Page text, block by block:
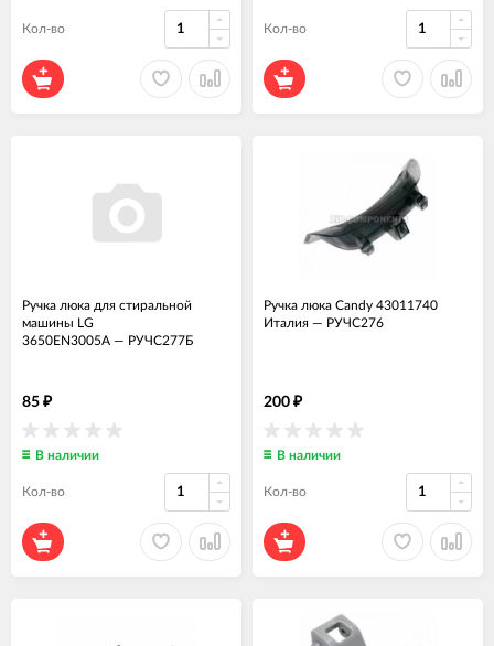
Кол-во Кол-во
Ручка люка для стиральной
машины LG
3650EN3005A — РУЧС277Б
85 ₽
В наличии
Кол-во
Ручка люка Candy 43011740
Италия — РУЧС276
200 ₽
В наличии
Кол-во